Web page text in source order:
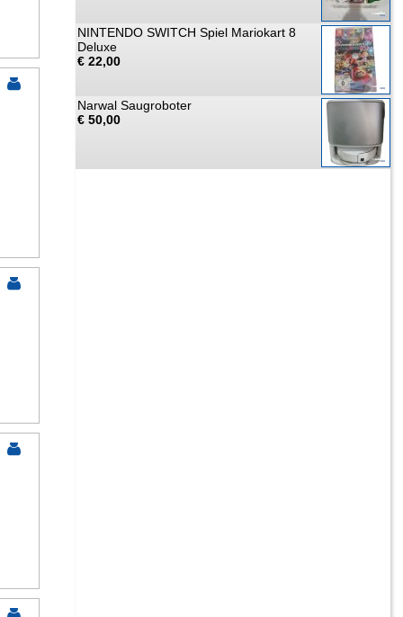
NINTENDO SWITCH Spiel Mariokart 8
Deluxe
€ 22,00
Narwal Saugroboter
€ 50,00